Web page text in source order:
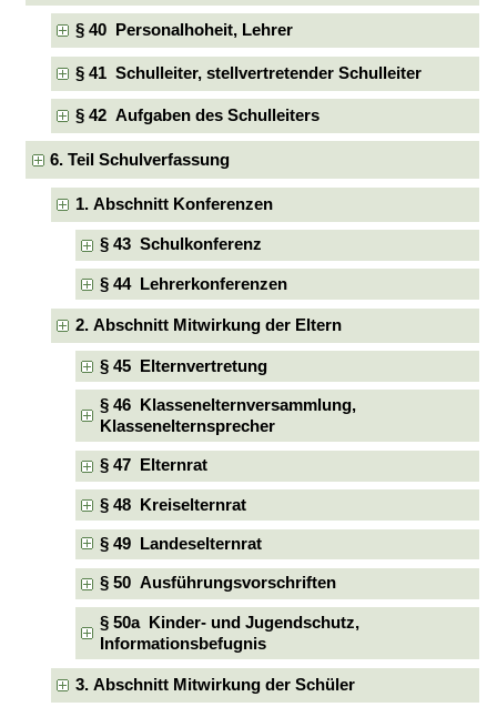
§ 40 Personalhoheit, Lehrer
§ 41 Schulleiter, stellvertretender Schulleiter
§ 42 Aufgaben des Schulleiters
6. Teil Schulverfassung
1. Abschnitt Konferenzen
§ 43 Schulkonferenz
§ 44 Lehrerkonferenzen
2. Abschnitt Mitwirkung der Eltern
§ 45 Elternvertretung
§ 46 Klassenelternversammlung,
Klassenelternsprecher
§ 47 Elternrat
§ 48 Kreiselternrat
§ 49 Landeselternrat
§ 50 Ausführungsvorschriften
§ 50a Kinder- und Jugendschutz,
Informationsbefugnis
3. Abschnitt Mitwirkung der Schüler